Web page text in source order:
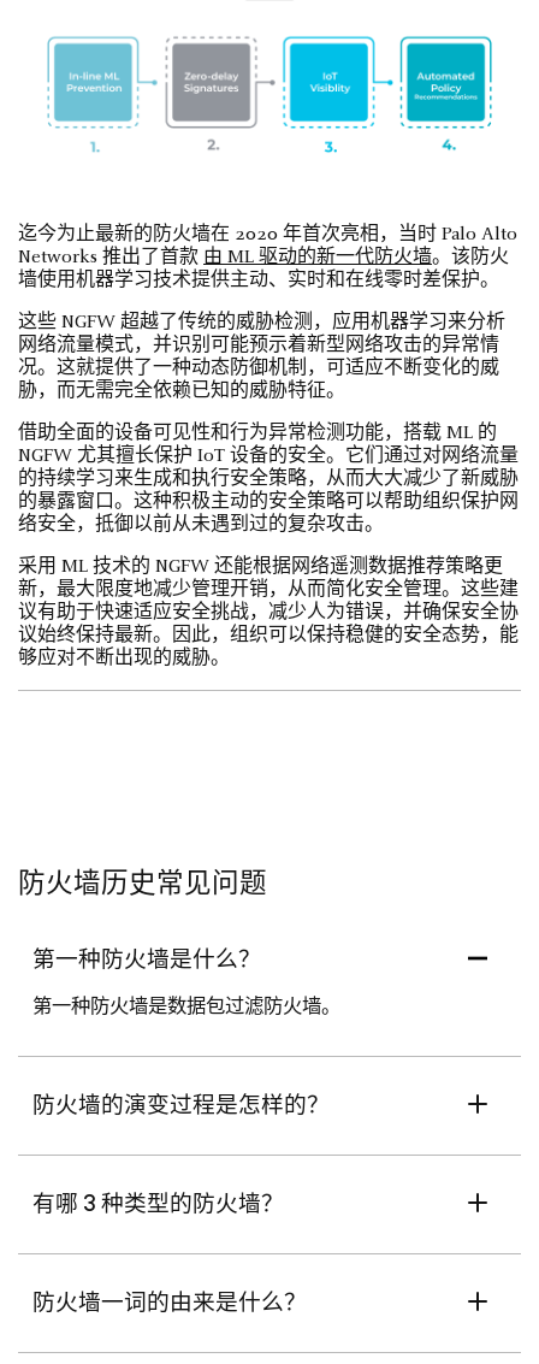
迄今为止最新的防火墙在 2020 年首次亮相，当时 Palo Alto
Networks 推出了首款 由 ML 驱动的新一代防火墙。该防火
墙使用机器学习技术提供主动、实时和在线零时差保护。
这些 NGFW 超越了传统的威胁检测，应用机器学习来分析
网络流量模式，并识别可能预示着新型网络攻击的异常情
况。这就提供了一种动态防御机制，可适应不断变化的威
胁，而无需完全依赖已知的威胁特征。
借助全面的设备可见性和行为异常检测功能，搭载 ML 的
NGFW 尤其擅长保护 IoT 设备的安全。它们通过对网络流量
的持续学习来生成和执行安全策略，从而大大减少了新威胁
的暴露窗口。这种积极主动的安全策略可以帮助组织保护网
络安全，抵御以前从未遇到过的复杂攻击。
采用 ML 技术的 NGFW 还能根据网络遥测数据推荐策略更
新，最大限度地减少管理开销，从而简化安全管理。这些建
议有助于快速适应安全挑战，减少人为错误，并确保安全协
议始终保持最新。因此，组织可以保持稳健的安全态势，能
够应对不断出现的威胁。
防火墙历史常见问题
第一种防火墙是什么？
第一种防火墙是数据包过滤防火墙。
防火墙的演变过程是怎样的？
有哪 3 种类型的防火墙？
防火墙一词的由来是什么？